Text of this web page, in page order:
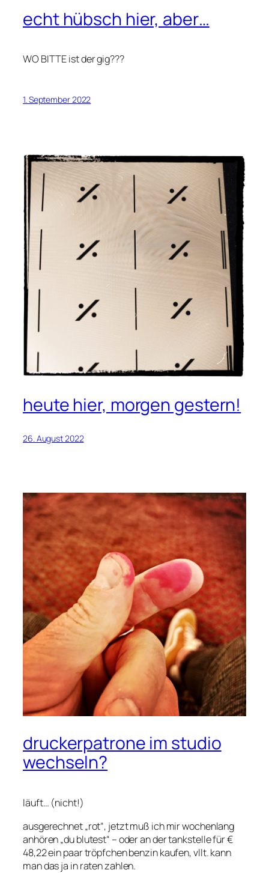
echt hübsch hier, aber…
WO BITTE ist der gig???
1. September 2022
heute hier, morgen gestern!
26. August 2022
druckerpatrone im studio
wechseln?
läuft… (nicht!)
ausgerechnet „rot“, jetzt muß ich mir wochenlang
anhören „du blutest“ – oder an der tankstelle für €
48,22 ein paar tröpfchen benzin kaufen, vllt. kann
man das ja in raten zahlen.